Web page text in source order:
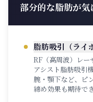
部分的な脂肪が気
脂肪吸引（ライ
RF（高周波）レ
アシスト脂肪吸引
腕・顎下など、ピ
締め効果も期待で